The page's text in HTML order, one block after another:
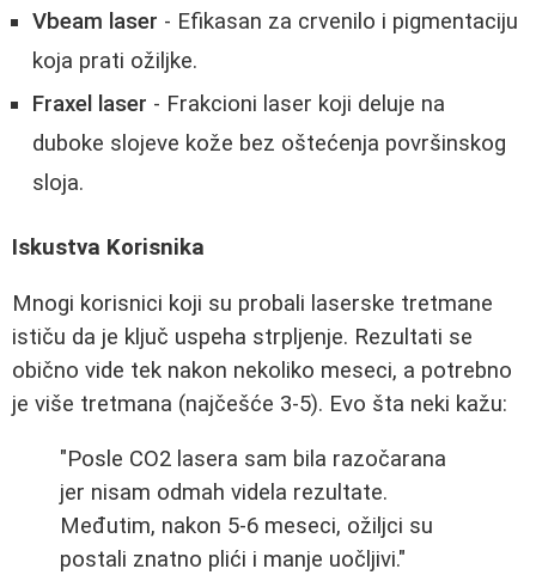
Vbeam laser - Efikasan za crvenilo i pigmentaciju
koja prati ožiljke.
Fraxel laser - Frakcioni laser koji deluje na
duboke slojeve kože bez oštećenja površinskog
sloja.
Iskustva Korisnika
Mnogi korisnici koji su probali laserske tretmane
ističu da je ključ uspeha strpljenje. Rezultati se
obično vide tek nakon nekoliko meseci, a potrebno
je više tretmana (najčešće 3-5). Evo šta neki kažu:
"Posle CO2 lasera sam bila razočarana
jer nisam odmah videla rezultate.
Međutim, nakon 5-6 meseci, ožiljci su
postali znatno plići i manje uočljivi."